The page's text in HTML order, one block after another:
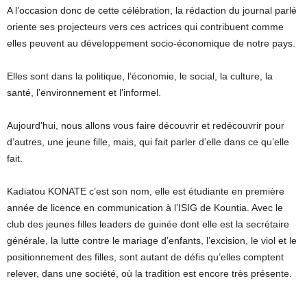
A l’occasion donc de cette célébration, la rédaction du journal parlé
oriente ses projecteurs vers ces actrices qui contribuent comme
elles peuvent au développement socio-économique de notre pays.
Elles sont dans la politique, l’économie, le social, la culture, la
santé, l’environnement et l’informel.
Aujourd’hui, nous allons vous faire découvrir et redécouvrir pour
d’autres, une jeune fille, mais, qui fait parler d’elle dans ce qu’elle
fait.
Kadiatou KONATE c’est son nom, elle est étudiante en première
année de licence en communication à l’ISIG de Kountia. Avec le
club des jeunes filles leaders de guinée dont elle est la secrétaire
générale, la lutte contre le mariage d’enfants, l’excision, le viol et le
positionnement des filles, sont autant de défis qu’elles comptent
relever, dans une société, où la tradition est encore très présente.